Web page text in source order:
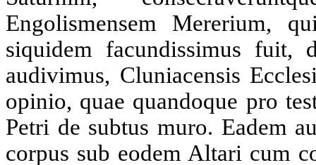
Engolismensem Mererium,
siquidem facundissimus fuit,
audivimus, Cluniacensis
opinio, quae quandoque pro
Petri de subtus muro. Eadem
corpus sub eodem Altari cum